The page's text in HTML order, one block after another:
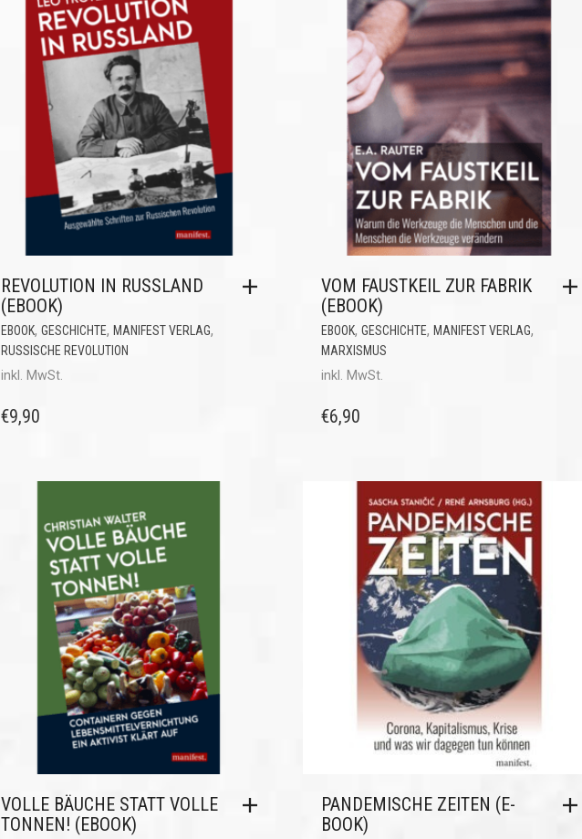
REVOLUTION IN RUSSLAND
(EBOOK)
EBOOK, GESCHICHTE, MANIFEST VERLAG,
RUSSISCHE REVOLUTION
inkl. MwSt.
€9,90
VOM FAUSTKEIL ZUR FABRIK
(EBOOK)
EBOOK, GESCHICHTE, MANIFEST VERLAG,
MARXISMUS
inkl. MwSt.
€6,90
VOLLE BÄUCHE STATT VOLLE
TONNEN! (EBOOK)
PANDEMISCHE ZEITEN (E-
BOOK)